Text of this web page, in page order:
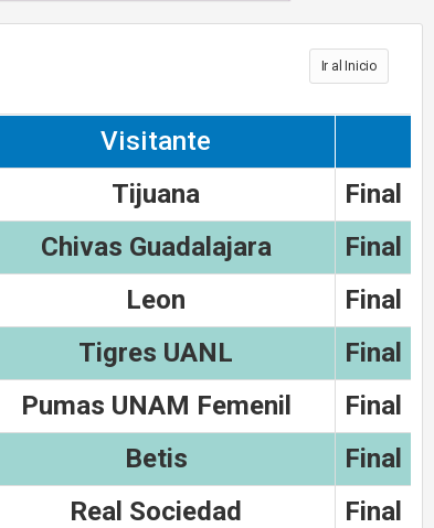
Ir al Inicio
Visitante
Tijuana
Final
Chivas Guadalajara
Final
Leon
Final
Tigres UANL
Final
Pumas UNAM Femenil
Final
Betis
Final
Real Sociedad
Final